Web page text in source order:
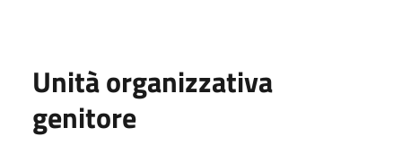
Unità organizzativa
genitore